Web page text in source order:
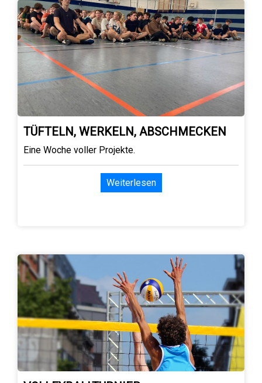
TÜFTELN, WERKELN, ABSCHMECKEN
Eine Woche voller Projekte.
Weiterlesen